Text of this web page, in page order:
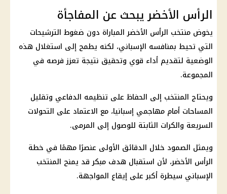
الرأس الأخضر يبحث عن المفاجأة
يخوض منتخب الرأس الأخضر المباراة دون ضغوط الترشيحات
التي تحيط بمنافسه الإسباني، لكنه يطمح إلى استغلال هذه
الوضعية لتقديم أداء قوي وتحقيق نتيجة تعزز فرصه في
المجموعة.
ويحتاج المنتخب إلى الحفاظ على تنظيمه الدفاعي وتقليل
المساحات أمام مهاجمي إسبانيا، مع الاعتماد على التحولات
السريعة والكرات الثابتة للوصول إلى المرمى.
ويمثل الصمود خلال الدقائق الأولى عنصرًا مهمًا في خطة
الرأس الأخضر، لأن استقبال هدف مبكر قد يمنح المنتخب
الإسباني سيطرة أكبر على إيقاع المواجهة.